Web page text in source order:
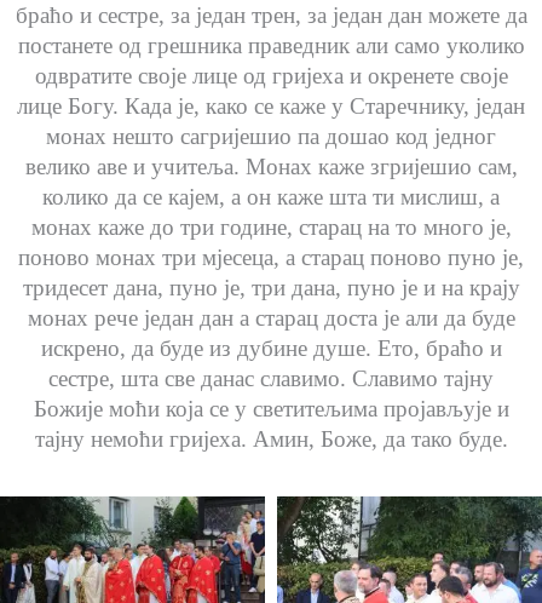
браћо и сестре, за један трен, за један дан можете да
постанете од грешника праведник али само уколико
одвратите своје лице од гријеха и окренете своје
лице Богу. Када је, како се каже у Старечнику, један
монах нешто сагријешио па дошао код једног
велико аве и учитеља. Монах каже згријешио сам,
колико да се кајем, а он каже шта ти мислиш, а
монах каже до три године, старац на то много је,
поново монах три мјесеца, а старац поново пуно је,
тридесет дана, пуно је, три дана, пуно је и на крају
монах рече један дан а старац доста је али да буде
искрено, да буде из дубине душе. Ето, браћо и
сестре, шта све данас славимо. Славимо тајну
Божије моћи која се у светитељима пројављује и
тајну немоћи гријеха. Амин, Боже, да тако буде.